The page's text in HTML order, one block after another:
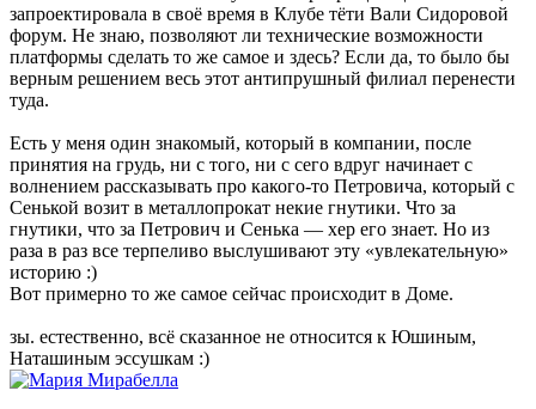
запроектировала в своё время в Клубе тёти Вали Сидоровой
форум. Не знаю, позволяют ли технические возможности
платформы сделать то же самое и здесь? Если да, то было бы
верным решением весь этот антипрушный филиал перенести
туда.
Есть у меня один знакомый, который в компании, после
принятия на грудь, ни с того, ни с сего вдруг начинает с
волнением рассказывать про какого-то Петровича, который с
Сенькой возит в металлопрокат некие гнутики. Что за
гнутики, что за Петрович и Сенька — хер его знает. Но из
раза в раз все терпеливо выслушивают эту «увлекательную»
историю :)
Вот примерно то же самое сейчас происходит в Доме.
зы. естественно, всё сказанное не относится к Юшиным,
Наташиным эссушкам :)